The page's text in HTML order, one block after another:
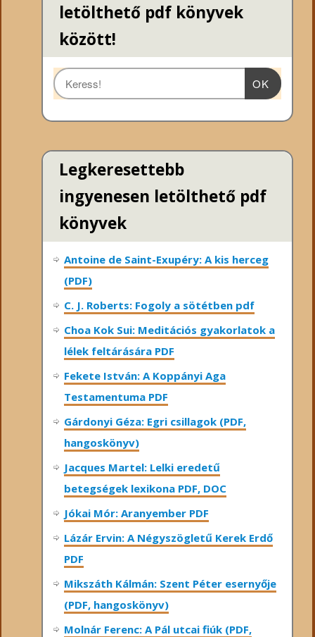
letölthető pdf könyvek
között!
OK
Legkeresettebb
ingyenesen letölthető pdf
könyvek
Antoine de Saint-Exupéry: A kis herceg
(PDF)
C. J. Roberts: Fogoly a sötétben pdf
Choa Kok Sui: Meditációs gyakorlatok a
lélek feltárására PDF
Fekete István: A Koppányi Aga
Testamentuma PDF
Gárdonyi Géza: Egri csillagok (PDF,
hangoskönyv)
Jacques Martel: Lelki eredetű
betegségek lexikona PDF, DOC
Jókai Mór: Aranyember PDF
Lázár Ervin: A Négyszögletű Kerek Erdő
PDF
Mikszáth Kálmán: Szent Péter esernyője
(PDF, hangoskönyv)
Molnár Ferenc: A Pál utcai fiúk (PDF,